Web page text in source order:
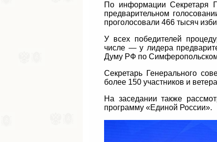
По информации Секретаря
предварительном
проголосовали 466 тысяч
У всех победителей
числе — у лидера
Думу РФ по
Секретарь Генерального
более 150 участников и
На заседании также
программу «Единой России».